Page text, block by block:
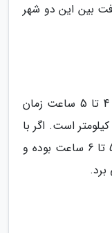
بین این دو شهر
طی کردن مسیر بین شیراز تا لار حدود 4 تا 5 ساعت زمان
می برد و مسافت بین این دو شهر 330 کیلومتر است. اگر با
اتوبوس سفر کنید، زمان سفر شما بین 5 تا 6 ساعت بوده و